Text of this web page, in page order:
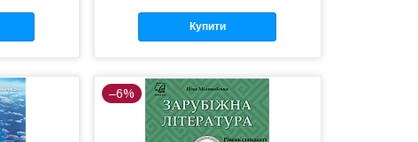
Купити
–6%